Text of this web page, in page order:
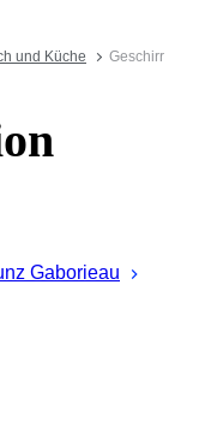
und Küche
Geschirr
Gaborieau